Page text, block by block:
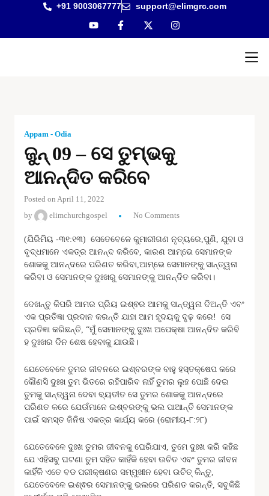
+91 9003067777 support@elimgrc.com
Appam - Odia
ଜୁନ୍ 09 – ସେ ତୁମ୍ଭକୁ
ଆନନ୍ଦିତ କରିବେ
Posted on April 11, 2022
by
elimchurchgospel No Comments
(ଯିରିମିୟ -୩୧:୧୩) ସେତେବେଳେ କୁମାରୀଗଣ ନୃତ୍ୟରେ,ପୁଣି, ଯୁବା ଓ
ବୃଦ୍ଧମାନେ ଏକତ୍ର ଆନନ୍ଦ କରିବେ, କାରଣ ଆମ୍ଭେ ସେମାନଙ୍କ
ଶୋକକୁ ଆନନ୍ଦରେ ପରିଣତ କରିବା,ଆମ୍ଭେ ସେମାନଙ୍କୁ ସାନ୍ତ୍ୱନା
କରିବା ଓ ସେମାନଙ୍କ ଦୁଃଖରୁ ସେମାନଙ୍କୁ ଆନନ୍ଦିତ କରିବା।
ଦେଖନ୍ତୁ କିପରି ଆମର ପ୍ରିୟ ଇଶ୍ଵର ଆମକୁ ସାନ୍ତ୍ୱନା ଦିଅନ୍ତି ଏବଂ
ଏକ ପ୍ରତିଜ୍ଞା ପ୍ରଦାନ କରନ୍ତି ଯାହା ଆମ ହୃଦୟକୁ ଦୃଢ଼ କରେ! ସେ
ପ୍ରତିଜ୍ଞା କରିଛନ୍ତି, “ମୁଁ ସେମାନଙ୍କୁ ଦୁଃଖ ଅପେକ୍ଷା ଆନନ୍ଦିତ କରିବି
ହ ଦୁଃଖର ଦିନ ଶେଷ ହେବାକୁ ଯାଉଛି।
ଯେତେବେଳେ ତୁମର ଜୀବନରେ ଇଶ୍ବରଙ୍କ ବାହୁ ହସ୍ତକ୍ଷେପ କରେ
କୌଣସି ଦୁଃଖ ତୁମ ଭିତରେ ରହିପାରିବ ନାହିଁ ତୁମର ଲୁହ ପୋଛି ଦେଇ
ତୁମକୁ ସାନ୍ତ୍ୱନା ଦେବା ବ୍ୟତୀତ ସେ ତୁମର ଶୋକକୁ ଆନନ୍ଦରେ
ପରିଣତ କରେ ଯେଉଁମାନେ ଇଶ୍ବରଙ୍କୁ ଭଲ ପାଆନ୍ତି ସେମାନଙ୍କ
ପାଇଁ ସମସ୍ତ ଜିନିଷ ଏକତ୍ର କାର୍ଯ୍ୟ କରେ (ରୋମୀୟ-୮:୨୮)
ଯେତେବେଳେ ଦୁଃଖ ତୁମର ଜୀବନକୁ ଘେରିଯାଏ, ତୁମେ ଦୁଃଖ କରି କହିଛ
ଯେ ଏହିସବୁ ଘଟଣା ତୁମ ସହିତ କାହିଁକି ହେବା ଉଚିତ ଏବଂ ତୁମର ଜୀବନ
କାହିଁକି ଏତେ ବଡ ପରୀକ୍ଷଣର ସମ୍ମୁଖୀନ ହେବା ଉଚିତ୍ କିନ୍ତୁ,
ଯେତେବେଳେ ଇଶ୍ଵର ସେମାନଙ୍କୁ ଭଲରେ ପରିଣତ କରନ୍ତି, ସବୁକିଛି